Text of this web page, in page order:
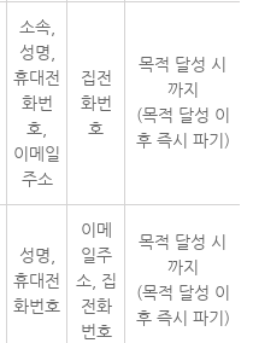
소속,
성명,
휴대전
화번
호,
이메일
주소
집전
화번
호
목적 달성 시
까지
(목적 달성 이
후 즉시 파기)
성명,
휴대전
화번호
이메
일주
소, 집
전화
번호
목적 달성 시
까지
(목적 달성 이
후 즉시 파기)